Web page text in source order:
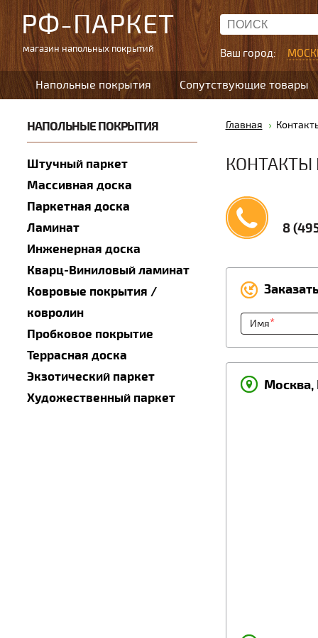
РФ-ПАРКЕТ
магазин напольных покрытий Ваш город:
Напольные покрытия Сопутствующие товары
НАПОЛЬНЫЕ ПОКРЫТИЯ
Штучный паркет
Массивная доска
Паркетная доска
Ламинат
Инженерная доска
Кварц-Виниловый ламинат
Ковровые покрытия /
ковролин
Пробковое покрытие
Террасная доска
Экзотический паркет
Художественный паркет
Главная
КОНТАКТЫ
8
Имя*
Москва,